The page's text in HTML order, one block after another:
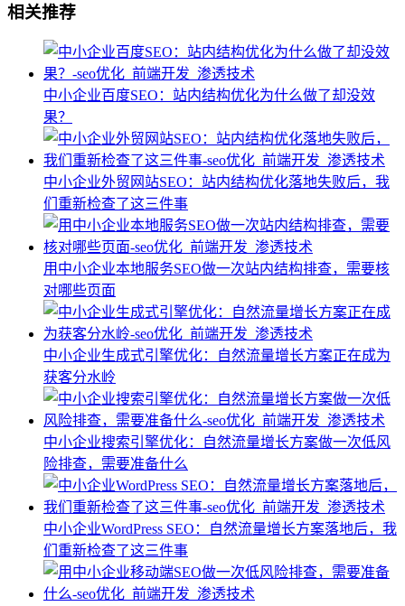
相关推荐
中小企业百度SEO：站内结构优化为什么做了却没效
果？
中小企业外贸网站SEO：站内结构优化落地失败后，我
们重新检查了这三件事
用中小企业本地服务SEO做一次站内结构排查，需要核
对哪些页面
中小企业生成式引擎优化：自然流量增长方案正在成为
获客分水岭
中小企业搜索引擎优化：自然流量增长方案做一次低风
险排查，需要准备什么
中小企业WordPress SEO：自然流量增长方案落地后，我
们重新检查了这三件事